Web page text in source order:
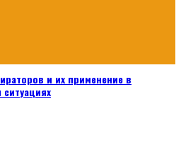
и их применение в